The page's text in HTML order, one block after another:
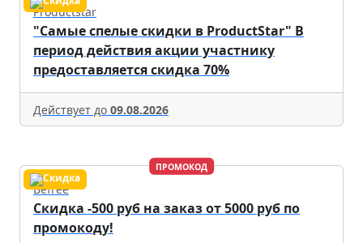
Productstar
"Самые спелые скидки в ProductStar" В
период действия акции участнику
предоставляется скидка 70%
Действует до 09.08.2026
ПРОМОКОД
Befree
Скидка -500 руб на заказ от 5000 руб по
промокоду!